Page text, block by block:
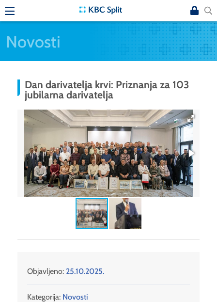
Novosti
Dan darivatelja krvi: Priznanja za 103
jubilarna darivatelja
Objavljeno: 25.10.2025.
Kategorija: Novosti